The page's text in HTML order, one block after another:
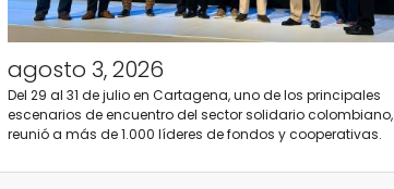
agosto 3, 2026
Del 29 al 31 de julio en Cartagena, uno de los principales
escenarios de encuentro del sector solidario
reunió a más de 1.000 líderes de fondos y cooperativas.